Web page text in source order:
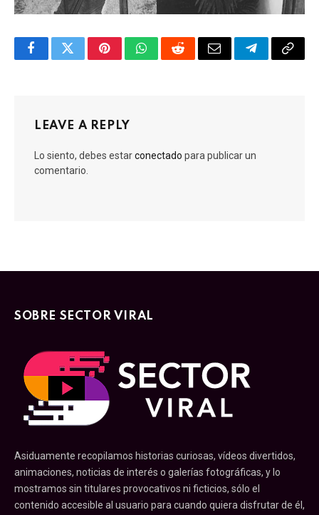
FacebookTwitterPinterestWhatsAppRedditEmail TelegramCopy
LEAVE A REPLY
Lo siento, debes estarconectado para publicar un
comentario.
SOBRE SECTOR VIRAL
Asiduamente recopilamos historias curiosas, vídeos divertidos,
animaciones, noticias de interés o galerías fotográficas, y lo
mostramos sin titulares provocativos ni ficticios, sólo el
contenido accesible al usuario para cuando quiera disfrutar de él,